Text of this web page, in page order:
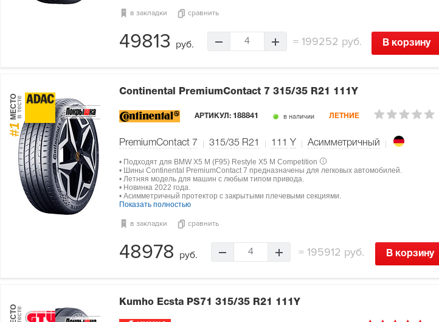
в закладки сравнить
49813 руб. 4 = 199252 руб. В корзину
#1
МЕСТОв тесте
Continental PremiumContact 7 315/35 R21 111Y
АРТИКУЛ: 188841 в наличии ЛЕТНИЕ
PremiumContact 7 315/35 R21 111 Y Асимметричный
• Подходят для BMW X5 M (F95) Restyle X5 M Competition
• Шины Continental PremiumContact 7 предназначены для легковых автомобилей.
• Летняя модель для машин с любым типом привода.
• Новинка 2022 года.
• Асимметричный протектор с закрытыми плечевыми секциями.
Показать полностью
в закладки сравнить
48978 руб. 4 =195912 руб. В корзину
Kumho Ecsta PS71 315/35 R21 111Y